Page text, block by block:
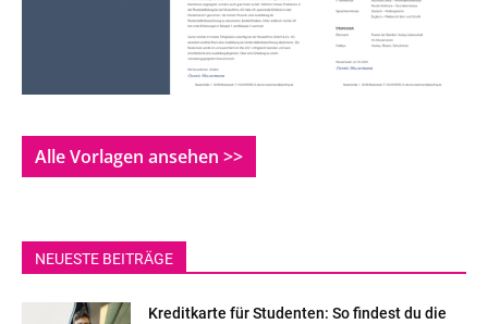
Alle Vorlagen ansehen >>
NEUESTE BEITRÄGE
Kreditkarte für Studenten: So findest du die